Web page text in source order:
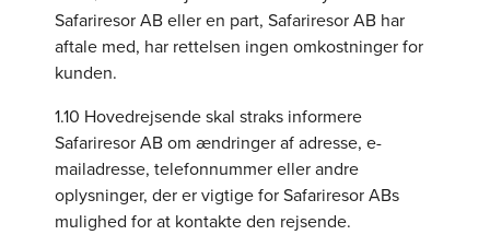
Safariresor AB eller en part, Safariresor AB har
aftale med, har rettelsen ingen omkostninger for
kunden.
1.10 Hovedrejsende skal straks informere
Safariresor AB om ændringer af adresse, e-
mailadresse, telefonnummer eller andre
oplysninger, der er vigtige for Safariresor ABs
mulighed for at kontakte den rejsende.